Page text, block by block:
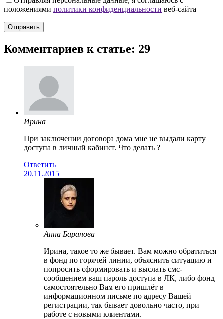
положениями политики конфиденциальности веб-сайта
Комментариев к статье: 29
Ирина
При заключении договора дома мне не выдали карту
доступа в личный кабинет. Что делать ?
Ответить
20.11.2015
Анна Баранова
Ирина, такое то же бывает. Вам можно обратиться
в фонд по горячей линии, объяснить ситуацию и
попросить сформировать и выслать смс-
сообщением ваш пароль доступа в ЛК, либо фонд
самостоятельно Вам его пришлёт в
информационном письме по адресу Вашей
регистрации, так бывает довольно часто, при
работе с новыми клиентами.